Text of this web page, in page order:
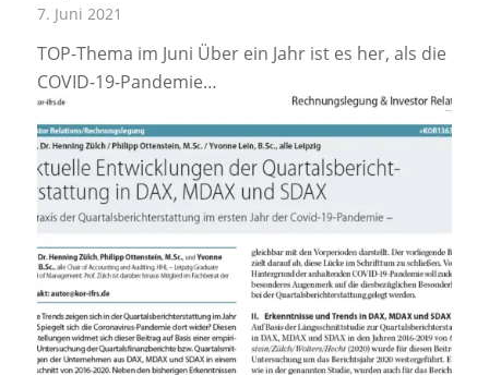
7. Juni 2021
TOP-Thema im Juni Über ein Jahr ist es her, als die
COVID-19-Pandemie…